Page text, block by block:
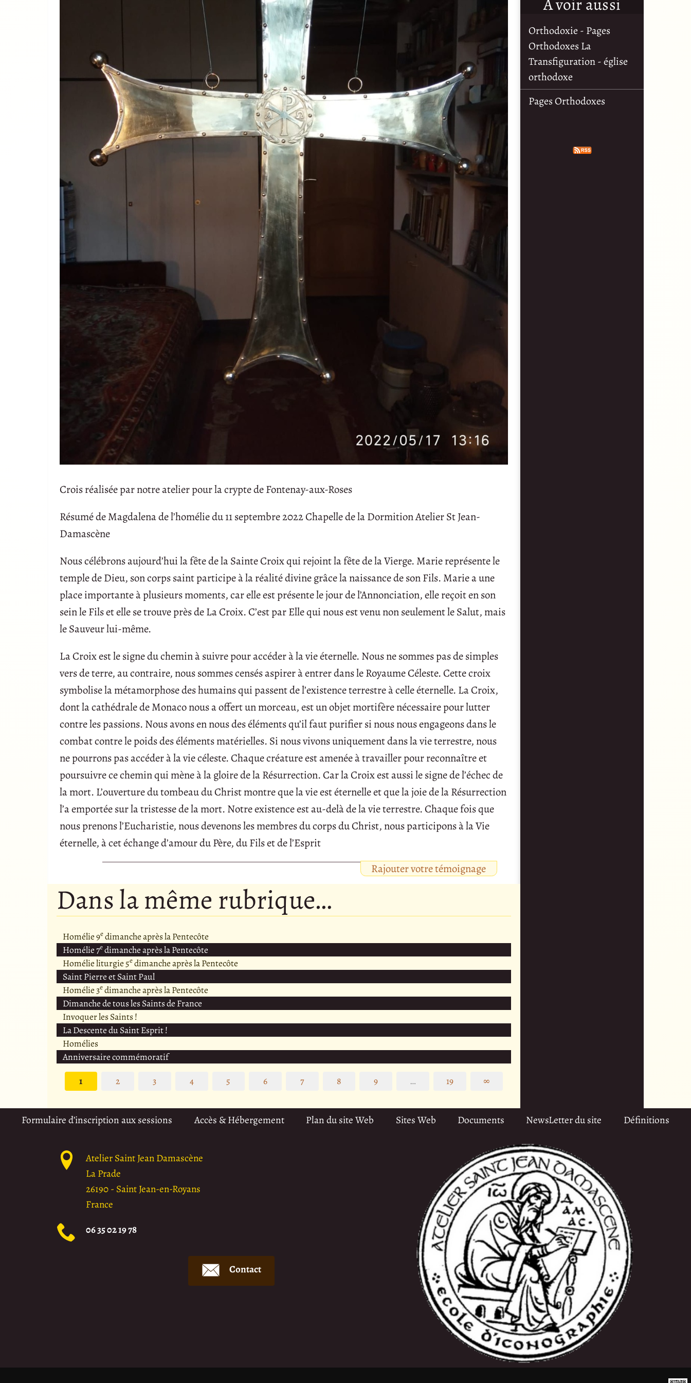
Crois réalisée par notre atelier pour la crypte de Fontenay-aux-Roses
Résumé de Magdalena de l’homélie du 11 septembre 2022 Chapelle de la Dormition Atelier St Jean-
Damascène
Nous célébrons aujourd’hui la fête de la Sainte Croix qui rejoint la fête de la Vierge. Marie représente le
temple de Dieu, son corps saint participe à la réalité divine grâce la naissance de son Fils. Marie a une
place importante à plusieurs moments, car elle est présente le jour de l’Annonciation, elle reçoit en son
sein le Fils et elle se trouve près de La Croix. C’est par Elle qui nous est venu non seulement le Salut, mais
le Sauveur lui-même.
La Croix est le signe du chemin à suivre pour accéder à la vie éternelle. Nous ne sommes pas de simples
vers de terre, au contraire, nous sommes censés aspirer à entrer dans le Royaume Céleste. Cette croix
symbolise la métamorphose des humains qui passent de l’existence terrestre à celle éternelle. La Croix,
dont la cathédrale de Monaco nous a offert un morceau, est un objet mortifère nécessaire pour lutter
contre les passions. Nous avons en nous des éléments qu’il faut purifier si nous nous engageons dans le
combat contre le poids des éléments matérielles. Si nous vivons uniquement dans la vie terrestre, nous
ne pourrons pas accéder à la vie céleste. Chaque créature est amenée à travailler pour reconnaître et
poursuivre ce chemin qui mène à la gloire de la Résurrection. Car la Croix est aussi le signe de l’échec de
la mort. L’ouverture du tombeau du Christ montre que la vie est éternelle et que la joie de la Résurrection
l’a emportée sur la tristesse de la mort. Notre existence est au-delà de la vie terrestre. Chaque fois que
nous prenons l’Eucharistie, nous devenons les membres du corps du Christ, nous participons à la Vie
éternelle, à cet échange d’amour du Père, du Fils et de l’Esprit
Rajouter votre témoignage
Dans la même rubrique…
Homélie 9edimanche après la Pentecôte
Homélie 7edimanche après la Pentecôte
Homélie liturgie 5edimanche après la Pentecôte
Saint Pierre et Saint Paul
Homélie 3edimanche après la Pentecôte
Dimanche de tous les Saints de France
Invoquer les Saints !
La Descente du Saint Esprit !
Homélies
Anniversaire commémoratif
1
2 3 4 5 6 7 8 9 … 19 ∞
À voir aussi
Orthodoxie - Pages
Orthodoxes La
Transfiguration - église
orthodoxe
Pages Orthodoxes
Formulaire d’inscription aux sessions Accès & Hébergement Plan du site Web Sites Web Documents NewsLetter du site Définitions
Atelier Saint Jean Damascène
La Prade
26190- Saint Jean-en-Royans
France
06 35 02 19 78
Contact